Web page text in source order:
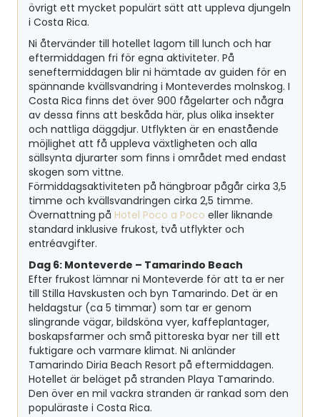
övrigt ett mycket populärt sätt att uppleva djungeln
i Costa Rica.
Ni återvänder till hotellet lagom till lunch och har
eftermiddagen fri för egna aktiviteter. På
seneftermiddagen blir ni hämtade av guiden för en
spännande kvällsvandring i Monteverdes molnskog. I
Costa Rica finns det över 900 fågelarter och några
av dessa finns att beskåda här, plus olika insekter
och nattliga däggdjur. Utflykten är en enastående
möjlighet att få uppleva växtligheten och alla
sällsynta djurarter som finns i området med endast
skogen som vittne.
Förmiddagsaktiviteten på hängbroar pågår cirka 3,5
timme och kvällsvandringen cirka 2,5 timme.
Övernattning på Hotel Poco a Poco eller liknande
standard inklusive frukost, två utflykter och
entréavgifter.
Dag 6: Monteverde – Tamarindo Beach
Efter frukost lämnar ni Monteverde för att ta er ner
till Stilla Havskusten och byn Tamarindo. Det är en
heldagstur (ca 5 timmar) som tar er genom
slingrande vägar, bildsköna vyer, kaffeplantager,
boskapsfarmer och små pittoreska byar ner till ett
fuktigare och varmare klimat. Ni anländer
Tamarindo Diria Beach Resort på eftermiddagen.
Hotellet är beläget på stranden Playa Tamarindo.
Den över en mil vackra stranden är rankad som den
populäraste i Costa Rica.